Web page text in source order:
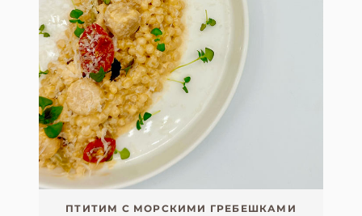
ПТИТИМ С МОРСКИМИ ГРЕБЕШКАМИ